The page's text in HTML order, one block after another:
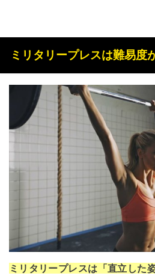
ミリタリープレスは難易度
ミリタリープレスは「直立した